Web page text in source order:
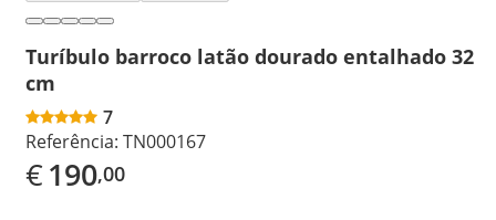
Turíbulo barroco latão dourado entalhado 32
cm
7
Referência: TN000167
€190,00